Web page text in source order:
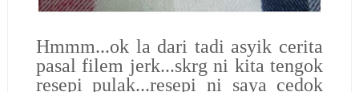
Hmmm...ok la dari tadi asyik cerita
pasal filem jerk...skrg ni kita tengok
resepi pulak...resepi ni saya cedok